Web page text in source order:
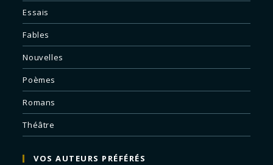
Essais
Fables
Nouvelles
Poèmes
Romans
Théâtre
VOS AUTEURS PRÉFÉRÉS